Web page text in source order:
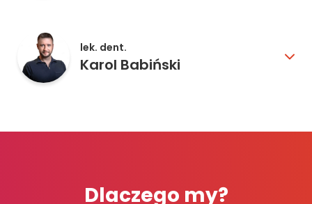
lek. dent.
Karol Babiński
Dlaczego my?